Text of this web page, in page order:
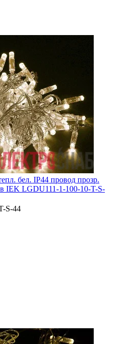
бел. IP44 провод прозр.
IEK LGDU111-1-100-10-T-S-
S-44